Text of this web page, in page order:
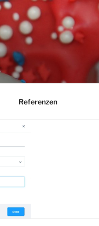
Referenzen